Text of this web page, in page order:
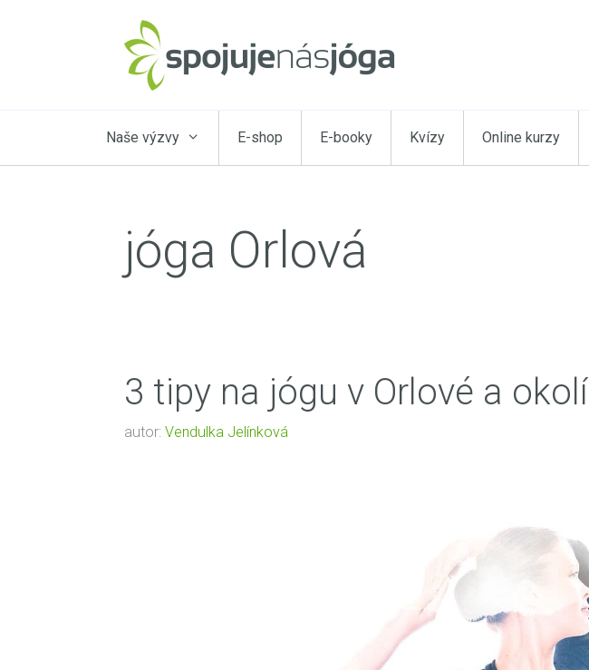
Naše výzvy E-shop E-booky Kvízy Online kurzy
jóga Orlová
3 tipy na jógu v Orlové a okolí
autor: Vendulka Jelínková